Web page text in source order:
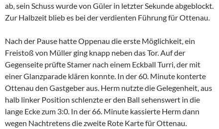
ab, sein Schuss wurde von Güler in letzter Sekunde abgeblockt.
Zur Halbzeit blieb es bei der verdienten Führung für Ottenau.
Nach der Pause hatte Oppenau die erste Möglichkeit, ein
Freistoß von Müller ging knapp neben das Tor. Auf der
Gegenseite prüfte Stamer nach einem Eckball Turri, der mit
einer Glanzparade klären konnte. In der 60. Minute konterte
Ottenau den Gastgeber aus. Herm nutzte die Gelegenheit, aus
halb linker Position schlenzte er den Ball sehenswert in die
lange Ecke zum 3:0. In der 66. Minute kassierte Herm dann
wegen Nachtretens die zweite Rote Karte für Ottenau.